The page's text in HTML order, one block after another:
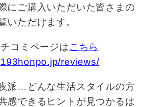
にご購入いただいた皆さまの
いただけます。
コミページはこちら
reviews/
派…どんな生活スタイルの方
感できるヒントが見つかるは